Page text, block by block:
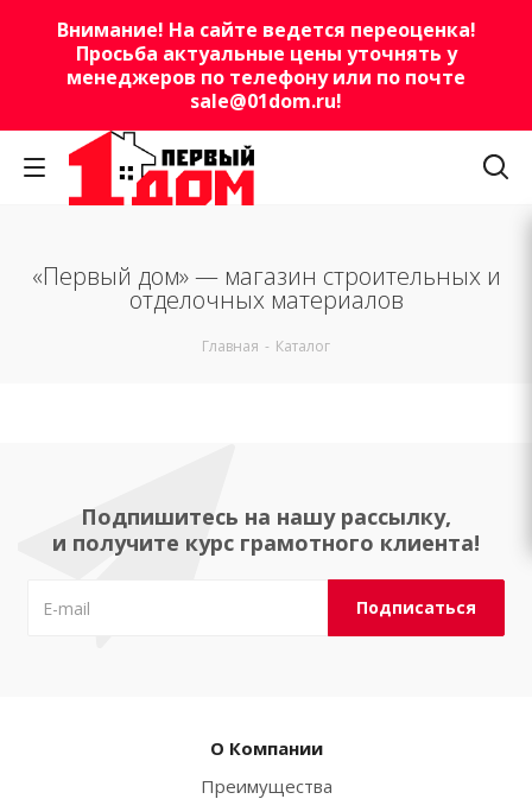
Внимание! На сайте ведется переоценка!
Просьба актуальные цены уточнять у
менеджеров по телефону или по почте
sale@01dom.ru!
«Первый дом» — магазин строительных и
отделочных материалов
Главная - Каталог
Подпишитесь на нашу рассылку,
и получите курс грамотного клиента!
О Компании
Преимущества